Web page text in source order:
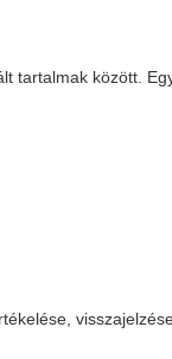
tartalmak között.